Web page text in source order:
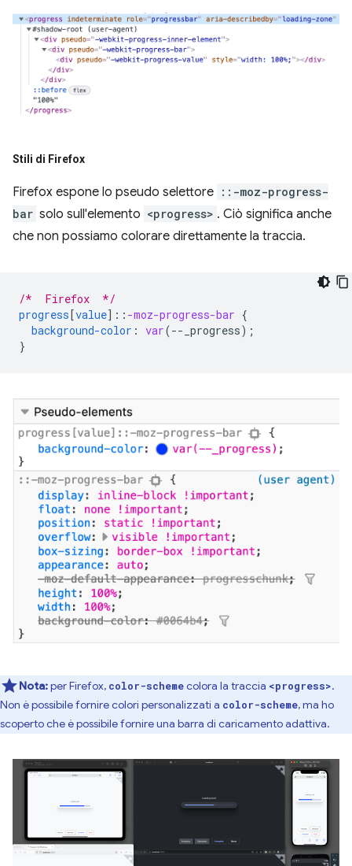
Stili di Firefox
Firefox espone lo pseudo selettore ::-moz-progress-
bar solo sull'elemento <progress> . Ciò significa anche
che non possiamo colorare direttamente la traccia.
/*  Firefox  */
progress [value] :: -moz-progress-bar {
background-color : var(-- _progress);
}
Nota:per Firefox, color-schemecolora la traccia <progress>.
Non è possibile fornire colori personalizzati a color-scheme, ma ho
scoperto che è possibile fornire una barra di caricamento adattiva.